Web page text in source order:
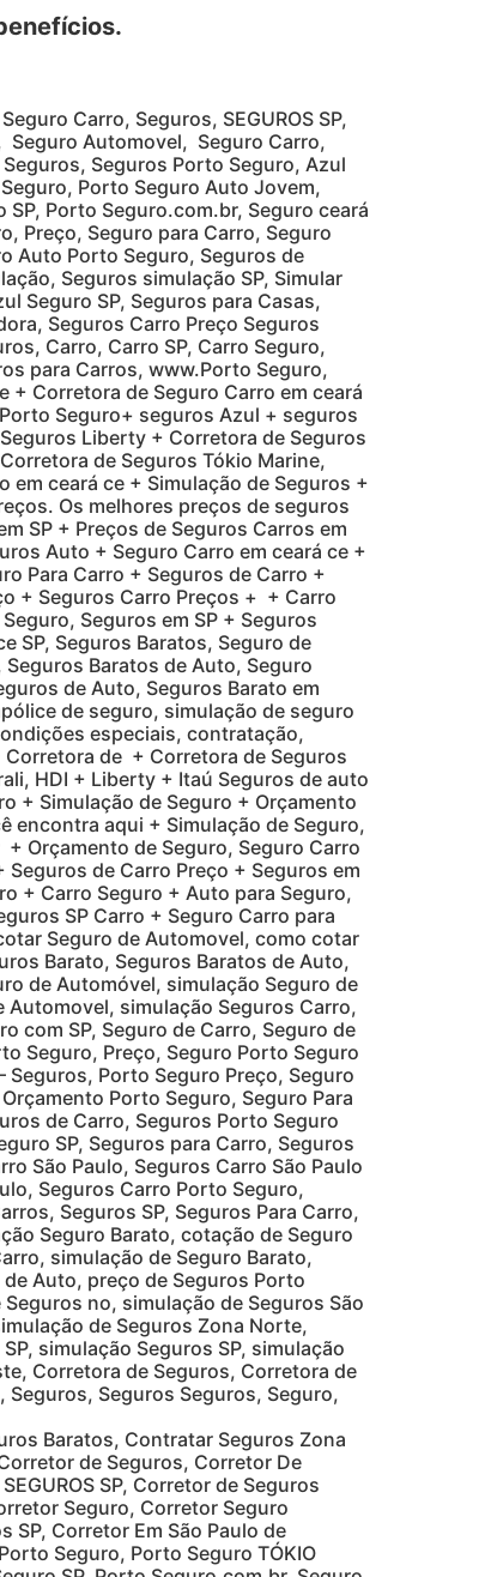
Carro, Seguros, SEGUROS SP,
Seguro Automovel, Seguro Carro,
Seguros Porto Seguro, Azul
Porto Seguro Auto Jovem,
Porto Seguro.com.br, Seguro ceará
Preço, Seguro para Carro, Seguro
Auto Porto Seguro, Seguros de
Seguros simulação SP, Simular
Seguro SP, Seguros para Casas,
Seguros Carro Preço Seguros
Carro, Carro SP, Carro Seguro,
para Carros, www.Porto Seguro,
+ Corretora de Seguro Carro em ceará
Seguro+ seguros Azul + seguros
Liberty + Corretora de Seguros
de Seguros Tókio Marine,
ceará ce + Simulação de Seguros +
Os melhores preços de seguros
SP + Preços de Seguros Carros em
Auto + Seguro Carro em ceará ce +
Para Carro + Seguros de Carro +
+ Seguros Carro Preços + + Carro
Seguros em SP + Seguros
SP, Seguros Baratos, Seguro de
Baratos de Auto, Seguro
de Auto, Seguros Barato em
de seguro, simulação de seguro
especiais, contratação,
de + Corretora de Seguros
HDI + Liberty + Itaú Seguros de auto
+ Simulação de Seguro + Orçamento
encontra aqui + Simulação de Seguro,
Orçamento de Seguro, Seguro Carro
de Carro Preço + Seguros em
+ Carro Seguro + Auto para Seguro,
SP Carro + Seguro Carro para
Seguro de Automovel, como cotar
Barato, Seguros Baratos de Auto,
de Automóvel, simulação Seguro de
simulação Seguros Carro,
com SP, Seguro de Carro, Seguro de
Seguro, Preço, Seguro Porto Seguro
Seguros, Porto Seguro Preço, Seguro
Porto Seguro, Seguro Para
de Carro, Seguros Porto Seguro
SP, Seguros para Carro, Seguros
São Paulo, Seguros Carro São Paulo
Seguros Carro Porto Seguro,
Seguros SP, Seguros Para Carro,
Seguro Barato, cotação de Seguro
simulação de Seguro Barato,
Auto, preço de Seguros Porto
no, simulação de Seguros São
de Seguros Zona Norte,
simulação Seguros SP, simulação
Corretora de Seguros, Corretora de
Seguros Seguros, Seguro,
Baratos, Contratar Seguros Zona
de Seguros, Corretor De
SP, Corretor de Seguros
Seguro, Corretor Seguro
Corretor Em São Paulo de
Seguro, Porto Seguro TÓKIO